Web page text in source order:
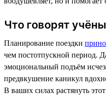
Что говорят
Планирование поездки
чем постотпускной период.
эмоциональный подъём
предвкушение каникул
В ваших силах растянуть